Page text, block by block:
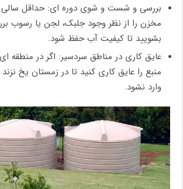
بررسی و شست‌ و شوی دوره‌ ای: حداقل سالی
مخزن را از نظر وجود جلبک، لجن یا رسوب
بشویید تا کیفیت آب حفظ شود.
عایق ‌کاری در مناطق سردسیر: اگر در منطقه‌
منبع را عایق‌ کاری کنید تا در زمستان یخ
وارد نشود.